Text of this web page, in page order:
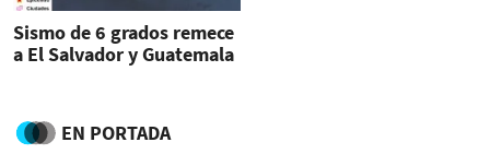
Sismo de 6 grados remece
a El Salvador y Guatemala
EN PORTADA